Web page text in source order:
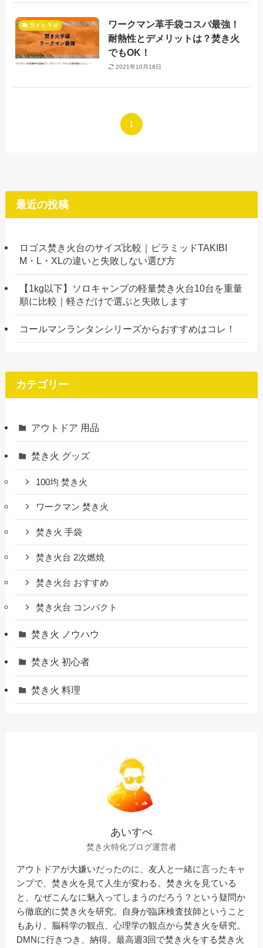
焚き火 手袋
ワークマン革手袋コスパ最強！
耐熱性とデメリットは？焚き火
でもOK！
2021年10月18日
1
最近の投稿
ロゴス焚き火台のサイズ比較｜ピラミッドTAKIBI
M・L・XLの違いと失敗しない選び方
【1kg以下】ソロキャンプの軽量焚き火台10台を重量
順に比較｜軽さだけで選ぶと失敗します
コールマンランタンシリーズからおすすめはコレ！
カテゴリー
アウトドア 用品
焚き火 グッズ
100均 焚き火
ワークマン 焚き火
焚き火 手袋
焚き火台 2次燃焼
焚き火台 おすすめ
焚き火台 コンパクト
焚き火 ノウハウ
焚き火 初心者
焚き火 料理
あいすべ
焚き火特化ブログ運営者
アウトドアが大嫌いだったのに、友人と一緒に言ったキャ
ンプで、焚き火を見て人生が変わる。焚き火を見ている
と、なぜこんなに魅入ってしまうのだろう？という疑問か
ら徹底的に焚き火を研究。自身が臨床検査技師ということ
もあり、脳科学の観点、心理学の観点から焚き火を研究。
DMNに行きつき、納得。最高週3回で焚き火をする焚き火